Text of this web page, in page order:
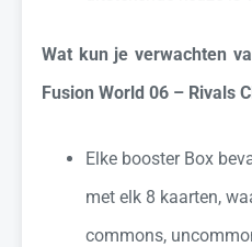
Wat kun je verwachten
Fusion World 06 – Rivals
Elke booster Box
met elk 8 kaarten,
commons,